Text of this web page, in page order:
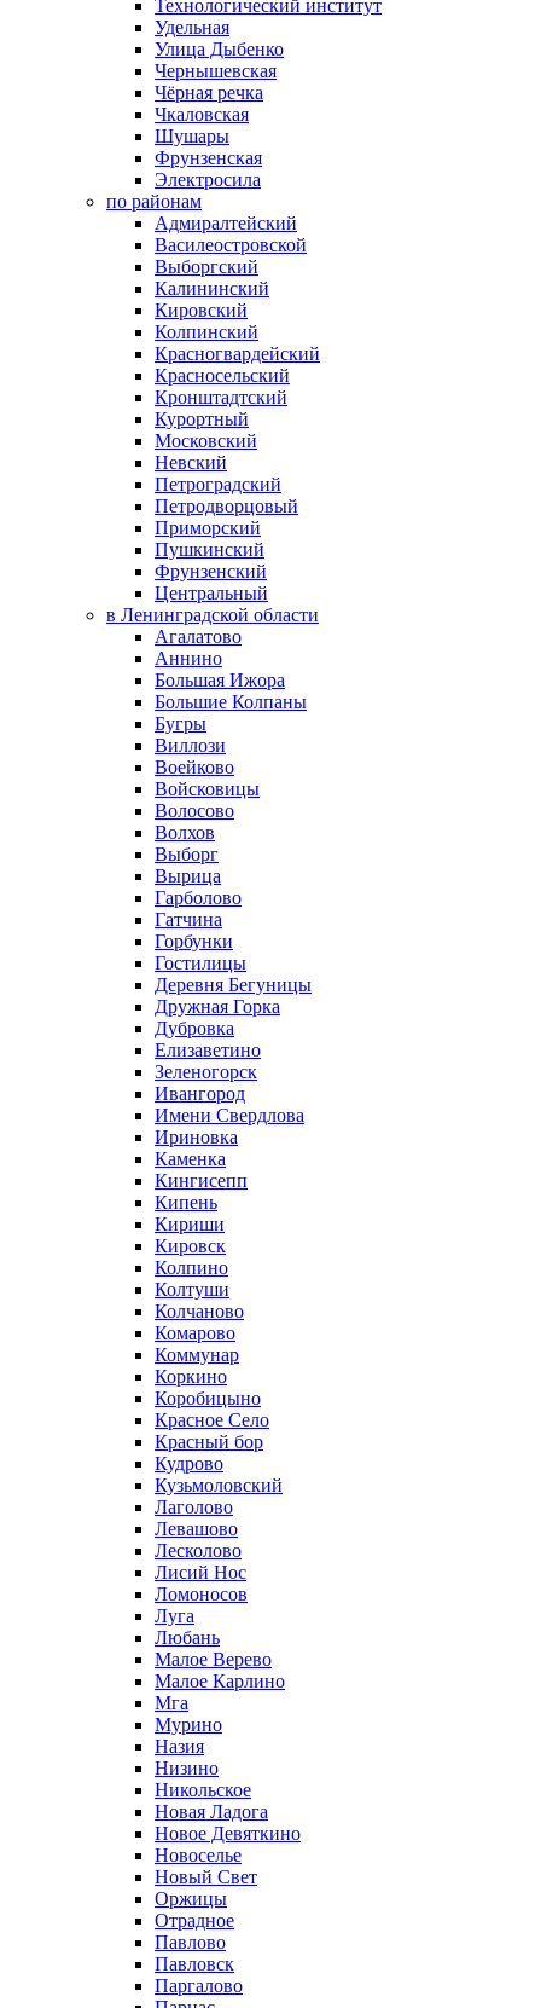
Технологический институт
Удельная
Улица Дыбенко
Чернышевская
Чёрная речка
Чкаловская
Шушары
Фрунзенская
Электросила
по районам
Адмиралтейский
Василеостровской
Выборгский
Калининский
Кировский
Колпинский
Красногвардейский
Красносельский
Кронштадтский
Курортный
Московский
Невский
Петроградский
Петродворцовый
Приморский
Пушкинский
Фрунзенский
Центральный
в Ленинградской области
Агалатово
Аннино
Большая Ижора
Большие Колпаны
Бугры
Виллози
Воейково
Войсковицы
Волосово
Волхов
Выборг
Вырица
Гарболово
Гатчина
Горбунки
Гостилицы
Деревня Бегуницы
Дружная Горка
Дубровка
Елизаветино
Зеленогорск
Ивангород
Имени Свердлова
Ириновка
Каменка
Кингисепп
Кипень
Кириши
Кировск
Колпино
Колтуши
Колчаново
Комарово
Коммунар
Коркино
Коробицыно
Красное Село
Красный бор
Кудрово
Кузьмоловский
Лаголово
Левашово
Лесколово
Лисий Нос
Ломоносов
Луга
Любань
Малое Верево
Малое Карлино
Мга
Мурино
Назия
Низино
Никольское
Новая Ладога
Новое Девяткино
Новоселье
Новый Свет
Оржицы
Отрадное
Павлово
Павловск
Паргалово